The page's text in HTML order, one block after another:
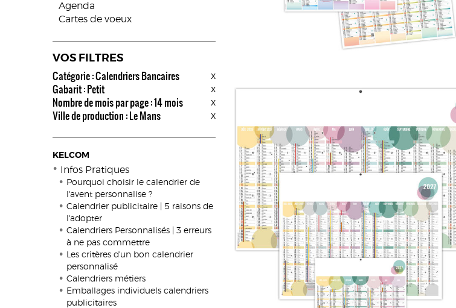
Agenda
Cartes de voeux
VOS FILTRES
Catégorie : Calendriers Bancaires x
Gabarit : Petit x
Nombre de mois par page : 14 mois x
Ville de production : Le Mans x
KELCOM
Infos Pratiques
Pourquoi choisir le calendrier de
l'avent personnalise ?
Calendrier publicitaire | 5 raisons de
l'adopter
Calendriers Personnalisés | 3 erreurs
à ne pas commettre
Les critères d'un bon calendrier
personnalisé
Calendriers métiers
Emballages individuels calendriers
publicitaires